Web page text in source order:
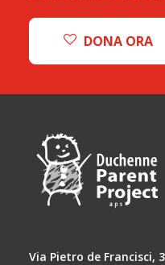
DONA ORA
Via Pietro de Francisci,